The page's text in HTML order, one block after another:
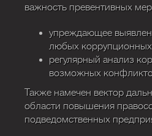
важность превентивных
упреждающее
любых
регулярный анализ
возможных
Также намечен вектор
области повышения
подведомственных